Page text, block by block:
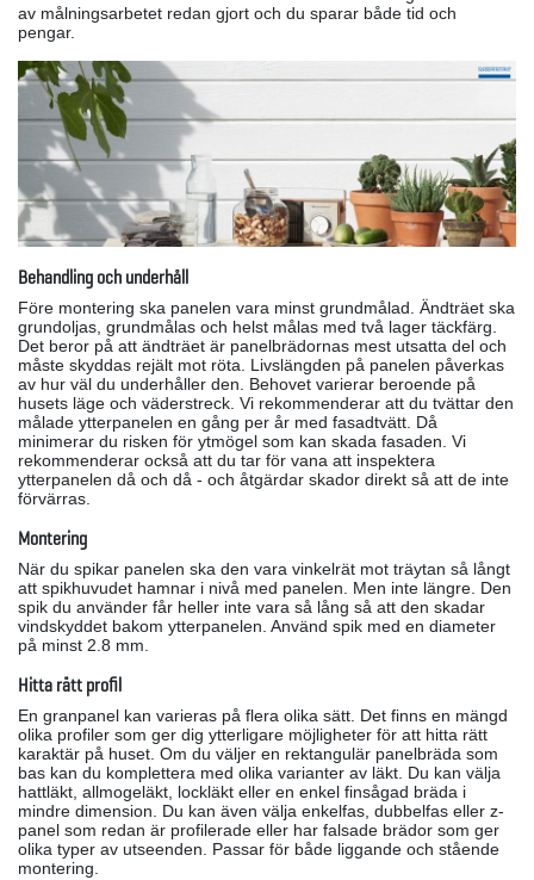
av målningsarbetet redan gjort och du sparar både tid och
pengar.
Behandling och underhåll
Före montering ska panelen vara minst grundmålad. Ändträet ska
grundoljas, grundmålas och helst målas med två lager täckfärg.
Det beror på att ändträet är panelbrädornas mest utsatta del och
måste skyddas rejält mot röta. Livslängden på panelen påverkas
av hur väl du underhåller den. Behovet varierar beroende på
husets läge och väderstreck. Vi rekommenderar att du tvättar den
målade ytterpanelen en gång per år med fasadtvätt. Då
minimerar du risken för ytmögel som kan skada fasaden. Vi
rekommenderar också att du tar för vana att inspektera
ytterpanelen då och då - och åtgärdar skador direkt så att de inte
förvärras.
Montering
När du spikar panelen ska den vara vinkelrät mot träytan så långt
att spikhuvudet hamnar i nivå med panelen. Men inte längre. Den
spik du använder får heller inte vara så lång så att den skadar
vindskyddet bakom ytterpanelen. Använd spik med en diameter
på minst 2.8 mm.
Hitta rätt profil
En granpanel kan varieras på flera olika sätt. Det finns en mängd
olika profiler som ger dig ytterligare möjligheter för att hitta rätt
karaktär på huset. Om du väljer en rektangulär panelbräda som
bas kan du komplettera med olika varianter av läkt. Du kan välja
hattläkt, allmogeläkt, lockläkt eller en enkel finsågad bräda i
mindre dimension. Du kan även välja enkelfas, dubbelfas eller z-
panel som redan är profilerade eller har falsade brädor som ger
olika typer av utseenden. Passar för både liggande och stående
montering.